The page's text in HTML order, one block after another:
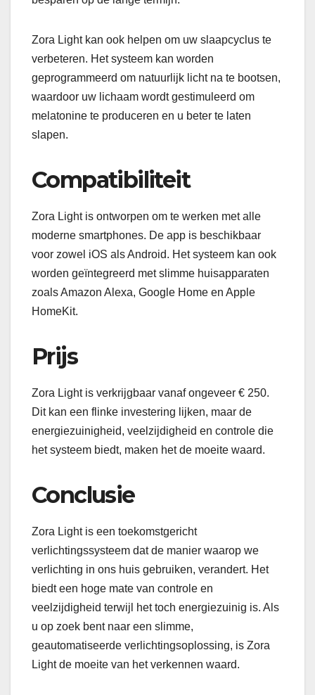
Zora Light kan ook helpen om uw slaapcyclus te
verbeteren. Het systeem kan worden
geprogrammeerd om natuurlijk licht na te bootsen,
waardoor uw lichaam wordt gestimuleerd om
melatonine te produceren en u beter te laten
slapen.
Compatibiliteit
Zora Light is ontworpen om te werken met alle
moderne smartphones. De app is beschikbaar
voor zowel iOS als Android. Het systeem kan ook
worden geïntegreerd met slimme huisapparaten
zoals Amazon Alexa, Google Home en Apple
HomeKit.
Prijs
Zora Light is verkrijgbaar vanaf ongeveer € 250.
Dit kan een flinke investering lijken, maar de
energiezuinigheid, veelzijdigheid en controle die
het systeem biedt, maken het de moeite waard.
Conclusie
Zora Light is een toekomstgericht
verlichtingssysteem dat de manier waarop we
verlichting in ons huis gebruiken, verandert. Het
biedt een hoge mate van controle en
veelzijdigheid terwijl het toch energiezuinig is. Als
u op zoek bent naar een slimme,
geautomatiseerde verlichtingsoplossing, is Zora
Light de moeite van het verkennen waard.